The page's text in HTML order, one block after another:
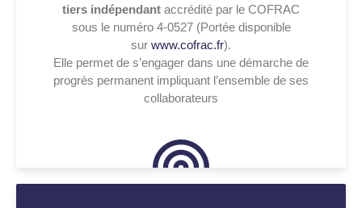
tiers indépendant accrédité par le COFRAC
sous le numéro 4-0527 (Portée disponible
sur www.cofrac.fr).
Elle permet de s’engager dans une démarche de
progrès permanent impliquant l’ensemble de ses
collaborateurs